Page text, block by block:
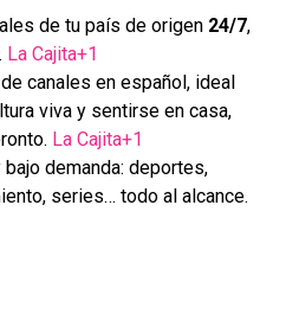
de tu país de origen 24/7,
La Cajita+1
canales en español, ideal
viva y sentirse en casa,
La Cajita+1
demanda: deportes,
series… todo al alcance.